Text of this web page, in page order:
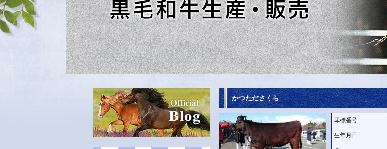
かつたださくら
耳標番号
生年月日